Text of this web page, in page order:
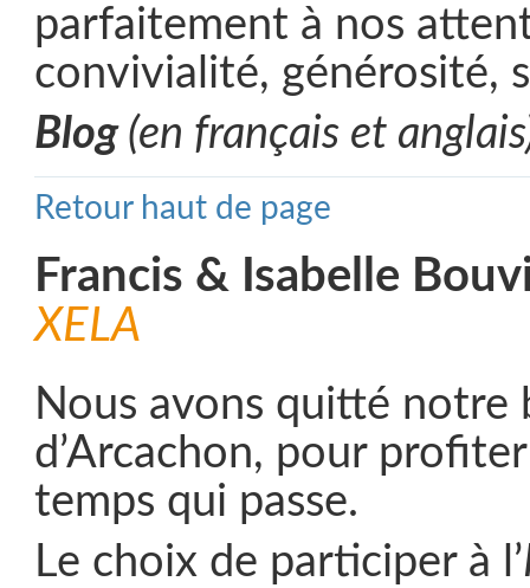
parfaitement à nos
convivialité, générosité,
Blog (en français et
Retour haut de page
Francis & Isabelle
XELA
Nous avons quitté notre
d’Arcachon, pour
temps qui passe.
Le choix de participer à l’